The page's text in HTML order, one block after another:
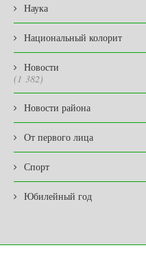
Наука
Национальный колорит
Новости
(1 382)
Новости района
От первого лица
Спорт
Юбилейный год